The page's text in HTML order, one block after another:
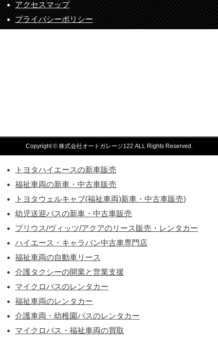
アクセスマップ
プライバシーポリシー
Copyright © 株式会社オートガレージ122 ALL Rights Reserved.
トヨタハイエースの新車販売
福祉車両の新車・中古車販売
トヨタウェルキャブ(福祉車両)新車・中古車販売)
幼児送迎バスの新車・中古車販売
プリウス/ヴィッツ/アクアのリース販売・レンタカー
ハイエース・キャラバン中古車専門店
福祉車両の自動車リース
介護タクシーの開業と営業支援
マイクロバスのレンタカー
福祉車両のレンタカー
介護車両・幼稚園バスのレンタカー
マイクロバス・福祉車両の買取